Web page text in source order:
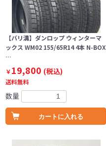
【バリ溝】ダンロップ ウィンターマ
ックス WM02 155/65R14 4本 N-BOX
…
￥19,800 (税込)
送料無料
数量
カートに入れる